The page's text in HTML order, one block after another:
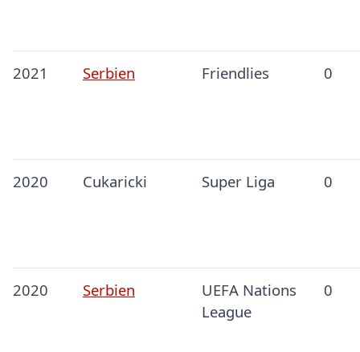
2021 Serbien Friendlies 0
2020 Cukaricki Super Liga 0
2020 Serbien
UEFA Nations
League
0